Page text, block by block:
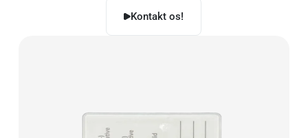
Kontakt os!